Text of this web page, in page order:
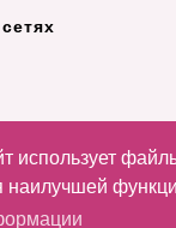
использует
наилучшей